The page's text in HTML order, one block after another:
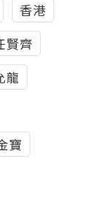
香港
賢齊
龍
寶